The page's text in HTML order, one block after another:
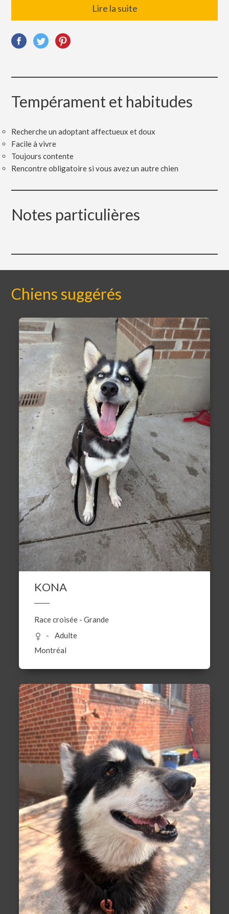
Lire la suite
Tempérament et habitudes
Recherche un adoptant affectueux et doux
Facile à vivre
Toujours contente
Rencontre obligatoire si vous avez un autre chien
Notes particulières
Chiens suggérés
KONA
Race croisée -Grande
Adulte
Montréal